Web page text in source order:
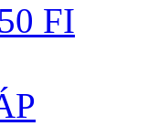
FI